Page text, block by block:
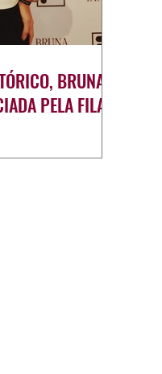
BRUNA
PELA FILA